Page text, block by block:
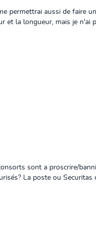
permettrai aussi de faire
et la longueur, mais je n'ai
sont a proscrire/
La poste ou